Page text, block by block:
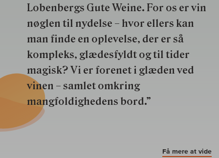
Lobenbergs Gute Weine. For os er vin
nøglen til nydelse – hvor ellers kan
man finde en oplevelse, der er så
kompleks, glædesfyldt og til tider
magisk? Vi er forenet i glæden ved
vinen – samlet omkring
mangfoldighedens bord.”
Få mere at vide